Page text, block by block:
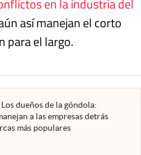
en la industria del
así manejan el corto
para el largo.
Los dueños de la góndola:
a las empresas detrás
más populares